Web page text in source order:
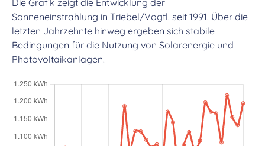
Die Grafik zeigt die Entwicklung der
Sonneneinstrahlung in Triebel/Vogtl. seit 1991. Über die
letzten Jahrzehnte hinweg ergeben sich stabile
Bedingungen für die Nutzung von Solarenergie und
Photovoltaikanlagen.